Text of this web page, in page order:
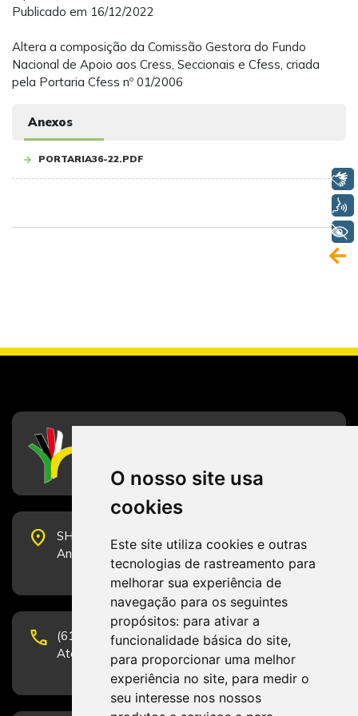
O nosso site usa
cookies
Este site utiliza cookies e outras
tecnologias de rastreamento para
melhorar sua experiência de
navegação para os seguintes
propósitos: para ativar a
funcionalidade básica do site,
para proporcionar uma melhor
experiência no site, para medir o
seu interesse nos nossos
Publicado em 16/12/2022
Altera a composição da Comissão Gestora do Fundo
Nacional de Apoio aos Cress, Seccionais e Cfess, criada
pela Portaria Cfess nº 01/2006
Anexos
PORTARIA36-22.PDF
place
SHS Quadra 6, Bloco E, Complexo Brasil 21, 20º
Andar, Sala 2001 - CEP 70322-915 - Brasília/DF
phone
(61) 3223-1652 e (61) 98131-3801.
Atendimento por telefone em horário comercial
Libras
+ Acessibilidade